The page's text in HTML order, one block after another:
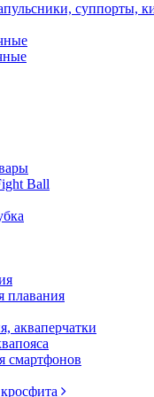
суппорты,
Ball
плавания
акваперчатки
смартфонов